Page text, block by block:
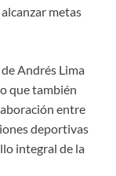
metas
Andrés Lima
que también
entre
deportivas
integral de la